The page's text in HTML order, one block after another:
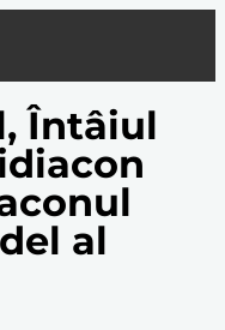
Întâiul
al